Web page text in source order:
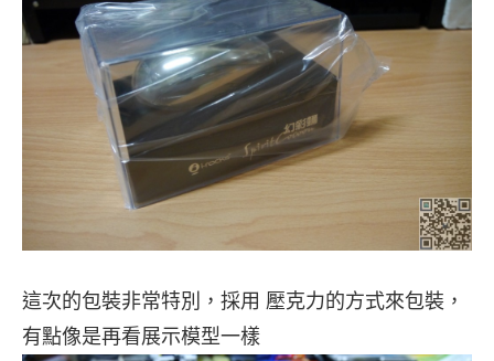
這次的包裝非常特別，採用 壓克力的方式來包裝，
有點像是再看展示模型一樣